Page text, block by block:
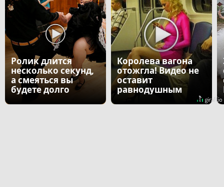
Ролик длится
несколько секунд,
а смеяться вы
будете долго
Королева вагона
отожгла! Видео не
оставит
равнодушным